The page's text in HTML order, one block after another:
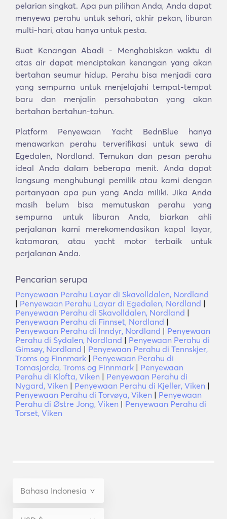
pelarian singkat. Apa pun pilihan Anda, Anda dapat
menyewa perahu untuk sehari, akhir pekan, liburan
multi-hari, atau hanya untuk pesta.
Buat Kenangan Abadi - Menghabiskan waktu di
atas air dapat menciptakan kenangan yang akan
bertahan seumur hidup. Perahu bisa menjadi cara
yang sempurna untuk menjelajahi tempat-tempat
baru dan menjalin persahabatan yang akan
bertahan bertahun-tahun.
Platform Penyewaan Yacht BednBlue hanya
menawarkan perahu terverifikasi untuk sewa di
Egedalen, Nordland. Temukan dan pesan perahu
ideal Anda dalam beberapa menit. Anda dapat
langsung menghubungi pemilik atau kami dengan
pertanyaan apa pun yang Anda miliki. Jika Anda
masih belum bisa memutuskan perahu yang
sempurna untuk liburan Anda, biarkan ahli
perjalanan kami merekomendasikan kapal layar,
katamaran, atau yacht motor terbaik untuk
perjalanan Anda.
Pencarian serupa
Penyewaan Perahu Layar di Skavolldalen, Nordland
| Penyewaan Perahu Layar di Egedalen, Nordland |
Penyewaan Perahu di Skavolldalen, Nordland |
Penyewaan Perahu di Finnset, Nordland |
Penyewaan Perahu di Inndyr, Nordland | Penyewaan
Perahu di Sydalen, Nordland | Penyewaan Perahu di
Gimsøy, Nordland | Penyewaan Perahu di Tennskjer,
Troms og Finnmark | Penyewaan Perahu di
Tomasjorda, Troms og Finnmark | Penyewaan
Perahu di Klofta, Viken | Penyewaan Perahu di
Nygard, Viken | Penyewaan Perahu di Kjeller, Viken |
Penyewaan Perahu di Torvøya, Viken | Penyewaan
Perahu di Østre Jong, Viken | Penyewaan Perahu di
Torset, Viken